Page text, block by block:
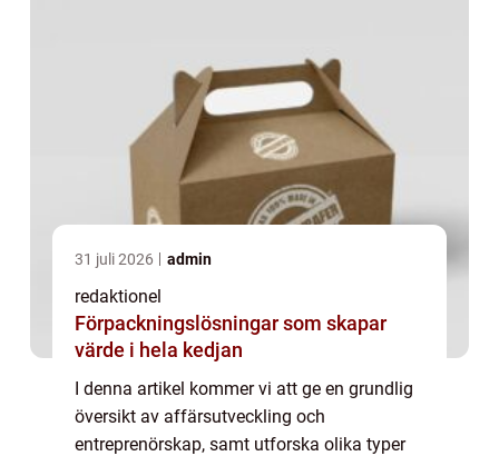
31 juli 2026 admin
redaktionel
Förpackningslösningar som skapar
värde i hela kedjan
I denna artikel kommer vi att ge en grundlig
översikt av affärsutveckling och
entreprenörskap, samt utforska olika typer